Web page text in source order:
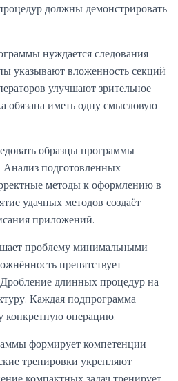
должны демонстрировать
нуждается следования
указывают вложенность секций
улучшают зрительное
обязана иметь одну смысловую
образцы программы
подготовленных
методы к оформлению в
удачных методов создаёт
приложений.
проблему минимальными
препятствует
длинных процедур на
Каждая подпрограмма
конкретную операцию.
формирует компетенции
тренировки укрепляют